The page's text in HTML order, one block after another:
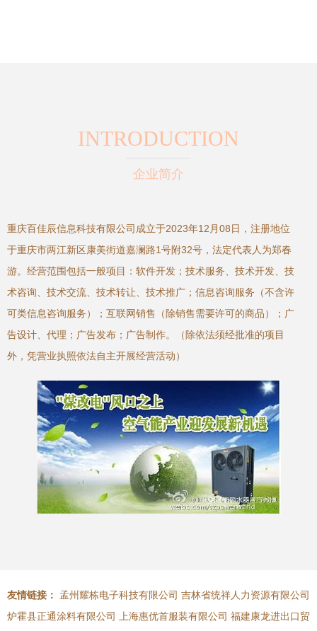
INTRODUCTION
企业简介
重庆百佳辰信息科技有限公司成立于2023年12月08日，注册地位
于重庆市两江新区康美街道嘉澜路1号附32号，法定代表人为郑春
游。经营范围包括一般项目：软件开发；技术服务、技术开发、技
术咨询、技术交流、技术转让、技术推广；信息咨询服务（不含许
可类信息咨询服务）；互联网销售（除销售需要许可的商品）；广
告设计、代理；广告发布；广告制作。（除依法须经批准的项目
外，凭营业执照依法自主开展经营活动）
友情链接： 孟州耀栋电子科技有限公司 吉林省统祥人力资源有限公司
炉霍县正通涂料有限公司
上海惠优首服装有限公司 福建康龙进出口贸